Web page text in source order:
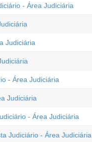
- Área Judiciária
Judiciária
- Área Judiciária
Judiciária
- Área Judiciária
Judiciário - Área Judiciária